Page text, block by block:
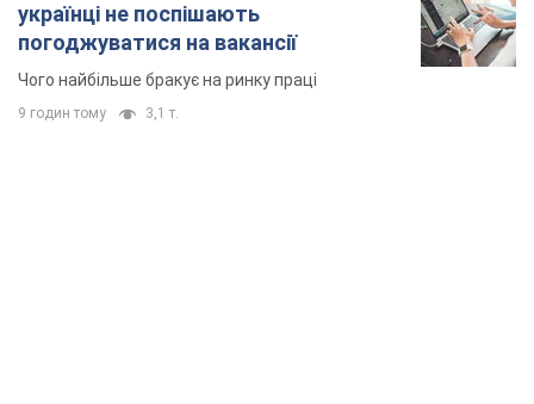
українці не поспішають
погоджуватися на вакансії
Чого найбільше бракує на ринку праці
9 годин тому 3,1 т.